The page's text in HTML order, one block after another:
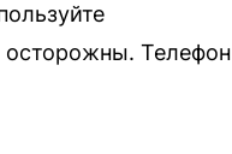
осторожны. Телефон